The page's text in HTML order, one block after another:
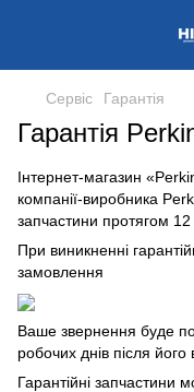
Сервіс Гарантія
Гарантія
Інтернет-магазин
компанії-виробника
запчастини протягом 12
При виникненні
замовлення
Ваше звернення буде
робочих днів після його
Гарантійні запчастини